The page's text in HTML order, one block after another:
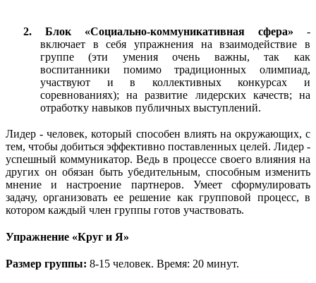
2. Блок «Социально-коммуникативная сфера» -
включает в себя упражнения на взаимодействие в
группе (эти умения очень важны, так как
воспитанники помимо традиционных олимпиад,
участвуют и в коллективных конкурсах и
соревнованиях); на развитие лидерских качеств; на
отработку навыков публичных выступлений.
Лидер - человек, который способен влиять на окружающих, с
тем, чтобы добиться эффективно поставленных целей. Лидер -
успешный коммуникатор. Ведь в процессе своего влияния на
других он обязан быть убедительным, способным изменить
мнение и настроение партнеров. Умеет сформулировать
задачу, организовать ее решение как групповой процесс, в
котором каждый член группы готов участвовать.
Упражнение «Круг и Я»
Размер группы: 8-15 человек. Время: 20 минут.